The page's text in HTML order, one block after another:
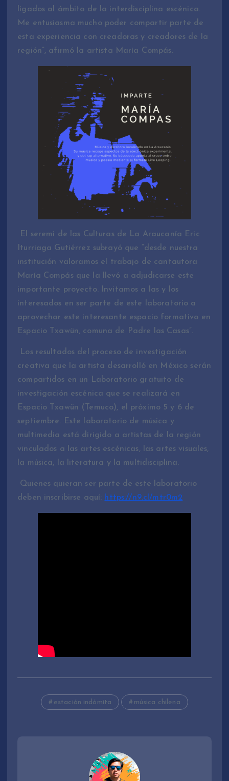
ligados al ámbito de la interdisciplina escénica.
Me entusiasma mucho poder compartir parte de
esta experiencia con creadoras y creadores de la
región”, afirmó la artista María Compás.
El seremi de las Culturas de La Araucanía Eric
Iturriaga Gutiérrez subrayó que “desde nuestra
institución valoramos el trabajo de cantautora
María Compás que la llevó a adjudicarse este
importante proyecto. Invitamos a las y los
interesados en ser parte de este laboratorio a
aprovechar este interesante espacio formativo en
Espacio Txawün, comuna de Padre las Casas”.
Los resultados del proceso de investigación
creativa que la artista desarrolló en México serán
compartidos en un Laboratorio gratuito de
investigación escénica que se realizará en
Espacio Txawün (Temuco), el próximo 5 y 6 de
septiembre. Este laboratorio de música y
multimedia está dirigido a artistas de la región
vinculados a las artes escénicas, las artes visuales,
la música, la literatura y la multidisciplina.
Quienes quieran ser parte de este laboratorio
deben inscribirse aquí: https://n9.cl/mtr0m2
estación indómita música chilena